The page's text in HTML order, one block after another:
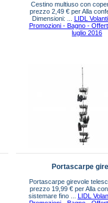
Cestino multiuso con
prezzo 2,49 € per Alla
Dimensioni: ... LIDL
Promozioni - Bagno -
luglio 2016
Portascarpe
Portascarpe girevole
prezzo 19,99 € per Alla
sistemare fino ... LIDL